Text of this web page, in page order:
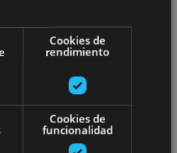
Castillos y fortalezas
religiosa
Cookies de
rendimiento
Cookies de
funcionalidad